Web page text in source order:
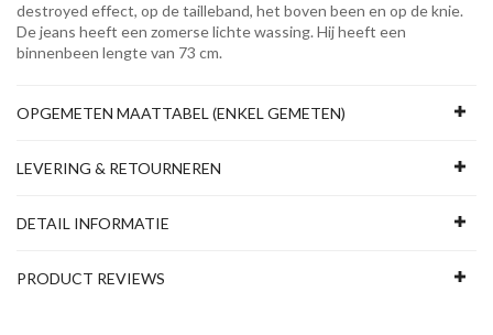
destroyed effect, op de tailleband, het boven been en op de knie.
De jeans heeft een zomerse lichte wassing. Hij heeft een
binnenbeen lengte van 73 cm.
OPGEMETEN MAATTABEL (ENKEL GEMETEN)
LEVERING & RETOURNEREN
DETAIL INFORMATIE
PRODUCT REVIEWS